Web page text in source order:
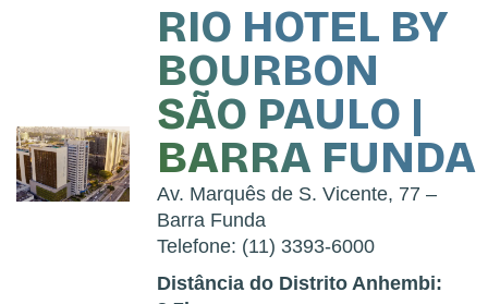
RIO HOTEL BY
BOURBON
SÃO PAULO |
BARRA FUNDA
Av. Marquês de S. Vicente, 77 –
Barra Funda
Telefone: (11) 3393-6000
Distância do Distrito Anhembi: